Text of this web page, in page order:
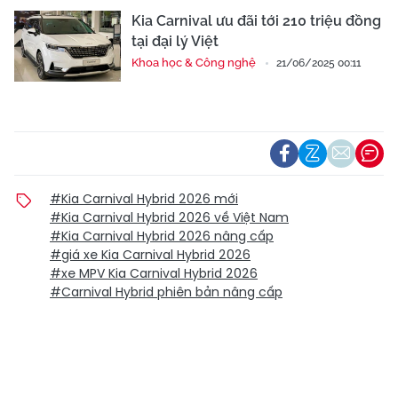
Kia Carnival ưu đãi tới 210 triệu đồng
tại đại lý Việt
Khoa học & Công nghệ 21/06/2025 00:11
#Kia Carnival Hybrid 2026 mới
#Kia Carnival Hybrid 2026 về Việt Nam
#Kia Carnival Hybrid 2026 nâng cấp
#giá xe Kia Carnival Hybrid 2026
#xe MPV Kia Carnival Hybrid 2026
#Carnival Hybrid phiên bản nâng cấp